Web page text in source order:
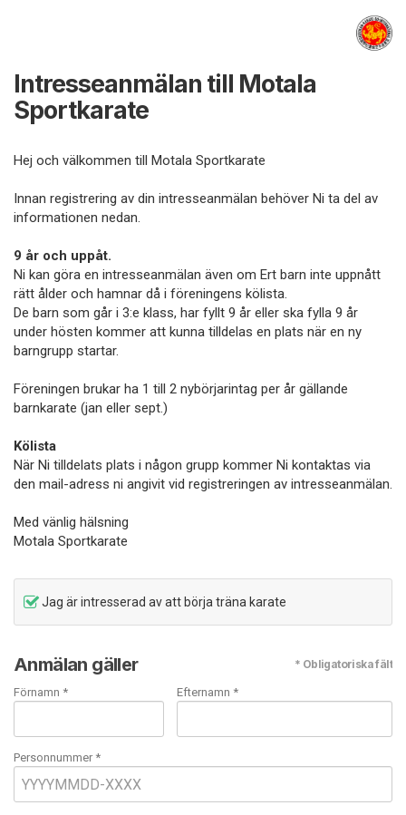
Intresseanmälan till Motala
Sportkarate
Hej och välkommen till Motala Sportkarate
Innan registrering av din intresseanmälan behöver Ni ta del av
informationen nedan.
9 år och uppåt.
Ni kan göra en intresseanmälan även om Ert barn inte uppnått
rätt ålder och hamnar då i föreningens kölista.
De barn som går i 3:e klass, har fyllt 9 år eller ska fylla 9 år
under hösten kommer att kunna tilldelas en plats när en ny
barngrupp startar.
Föreningen brukar ha 1 till 2 nybörjarintag per år gällande
barnkarate (jan eller sept.)
Kölista
När Ni tilldelats plats i någon grupp kommer Ni kontaktas via
den mail-adress ni angivit vid registreringen av intresseanmälan.
Med vänlig hälsning
Motala Sportkarate
Jag är intresserad av att börja träna karate
Anmälan gäller * Obligatoriska fält
Förnamn * Efternamn *
Personnummer *